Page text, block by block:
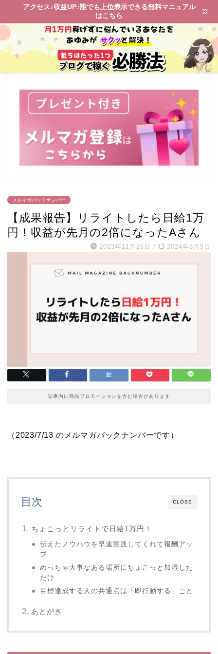
アクセス♪収益UP♪誰でも上位表示できる無料マニュアル
はこちら
メルマガバックナンバー
【成果報告】リライトしたら日給1万
円！収益が先月の2倍になったAさん
2023年11月26日 / 2024年8月9日
記事内に商品プロモーションを含む場合があります
（2023/7/13 のメルマガバックナンバーです）
CLOSE
目次
ちょこっとリライトで日給1万円！
伝えたノウハウを早速実践してくれて報酬アッ
プ
めっちゃ大事なある場所にちょこっと加湿した
だけ
目標達成する人の共通点は「即行動する」こと
あとがき